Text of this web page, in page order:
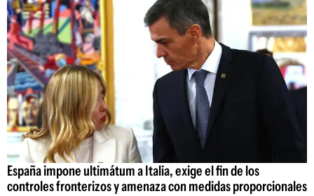
España impone ultimátum a Italia, exige el fin de los
controles fronterizos y amenaza con medidas proporcionales